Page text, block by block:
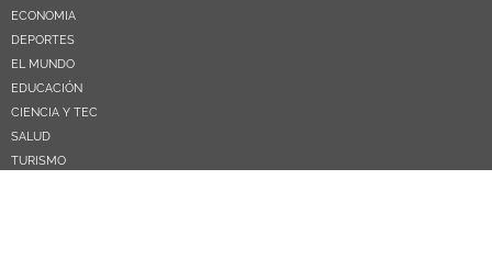
ECONOMIA
DEPORTES
EL MUNDO
EDUCACIÓN
CIENCIA Y TEC
SALUD
TURISMO